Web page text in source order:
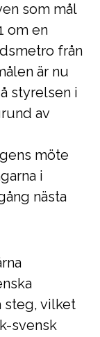
som mål
om en
från
är nu
styrelsen i
av
möte
i
nästa
steg, vilket
svensk